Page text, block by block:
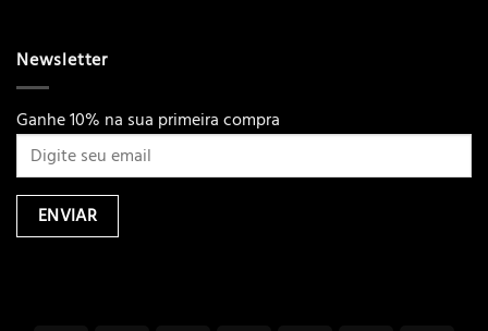
Newsletter
Ganhe 10% na sua primeira compra